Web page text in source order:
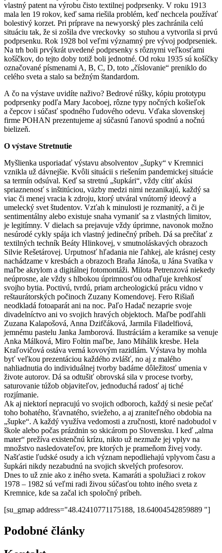
vlastný patent na výrobu čisto textilnej podprsenky. V roku 1913
mala len 19 rokov, keď sama riešila problém, keď nechcela používať
bolestivý korzet. Pri príprave na newyorský ples zachránila celú
situáciu tak, že si zošila dve vreckovky so stuhou a vytvorila si prvú
podprsenku. Rok 1928 bol veľmi významný pre vývoj podprseniek.
Na trh boli prvýkrát uvedené podprsenky s rôznymi veľkosťami
košíčkov, do tejto doby totiž boli jednotné. Od roku 1935 sú košíčky
označované písmenami A, B, C, D, toto „číslovanie“ preniklo do
celého sveta a stalo sa bežným štandardom.
A čo na výstave uvidíte naživo? Bedrové rúšky, kópiu prototypu
podprsenky podľa Mary Jacoboej, rôzne typy nočných košieľok
a čepcov i súčasť spodného ľudového odevu. Vďaka slovenskej
firme POHAN prezentujeme aj súčasnú ľanovú spodnú a nočnú
bielizeň.
O výstave Stretnutie
Myšlienka usporiadať výstavu absolventov „šupky“ v Kremnici
vznikla už dávnejšie. Kvôli situácii s riešením pandemickej situácie
sa termín odsúval. Keď sa stretnú „šupkári“, vždy cítiť akúsi
spriaznenosť s inštitúciou, väzby medzi nimi nezanikajú, každý sa
viac či menej vracia k zdroju, ktorý utváral vnútorný ideový a
umelecký svet študentov. Vzťah k minulosti je rozmanitý, a či je
sentimentálny alebo existuje snaha vymaniť sa z vlastných limitov,
je legitímny. V dielach sa prejavuje vždy úprimne, navonok možno
nesúrodé cykly spája ich vlastný jedinečný príbeh. Dá sa prečítať z
textilných techník Beáty Hlinkovej, v smutnoláskavých obrazoch
Silvie Rešetárovej. Urputnosť hľadania nie ľahkej, ale krásnej cesty
nachádzame v kresbách a obrazoch Braňa Jánoša, u Jána Svatíka v
maľbe akrylom a digitálnej fotomontáži. Milota Petrenzová niekedy
neúprosne, ale vždy s hlbokou úprimnosťou odhaľuje krehkosť
svojho bytia. Poctivú, tvrdú, priam archeologickú prácu vidno v
reštaurátorských počinoch Zuzany Komendovej. Fero Rišiaň
neodkladá fotoaparát ani na noc. Paľo Hadač nezaprie svoje
divadelníctvo ani vo svojich hravých objektoch. Maľbe podľahli
Zuzana Kalapošová, Anna Dzifčáková, Jarmila Filadelfiová,
jemnému pastelu Janka Jamborová. Ilustráciám a keramike sa venuje
Anka Málková, Miro Foltin maľbe, Jano Mihálik kresbe. Hela
Kraľovičová ostáva verná kovovým razidlám. Výstava by mohla
byť veľkou prezentáciou každého zvlášť, no aj z malého
nahliadnutia do individuálnej tvorby badáme dôležitosť umenia v
živote autorov. Dá sa odtušiť obrovská sila v procese tvorby,
saturovanie túžob objaviteľov, jednoduchá radosť aj tiché
rozjímanie.
Ak aj niektorí nepracujú vo svojich odboroch, každý si nesie pečať
toho bohatého, šťavnatého, sviežeho, a aj zraniteľného obdobia na
„šupke“. A každý využíva vedomosti a zručnosti, ktoré nadobudol v
škole alebo počas prázdnin so skicárom po Slovensku. I keď „alma
mater“ prežíva existenčnú krízu, nikto už nezmaže jej vplyv na
množstvo nasledovateľov, pre ktorých je prameňom živej vody.
Našťastie ľudské osudy a ich význam nepodliehajú vplyvom času a
šupkári nikdy nezabudnú na svojich skvelých profesorov.
Dnes to už znie ako z iného sveta. Kamaráti a spolužiaci z rokov
1978 – 1982 sú veľmi radi živou súčasťou tohto iného sveta z
Kremnice, kde sa začal ich spoločný príbeh.
[su_gmap address="48.42410771175188, 18.64004542859889 "]
Podobné články